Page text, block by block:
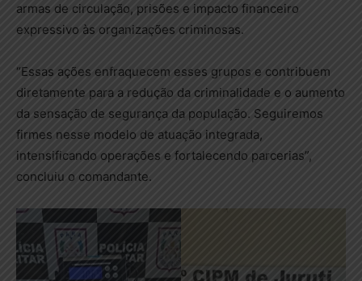
armas de circulação, prisões e impacto financeiro
expressivo às organizações criminosas.
“Essas ações enfraquecem esses grupos e contribuem
diretamente para a redução da criminalidade e o aumento
da sensação de segurança da população. Seguiremos
firmes nesse modelo de atuação integrada,
intensificando operações e fortalecendo parcerias”,
concluiu o comandante.